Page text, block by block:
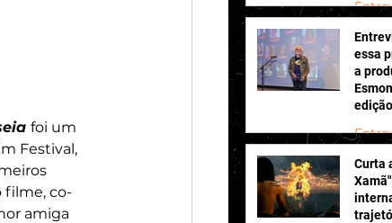
foi um
Festival,
filme, co-
amiga
há 4
essa
a
há 2
Curta